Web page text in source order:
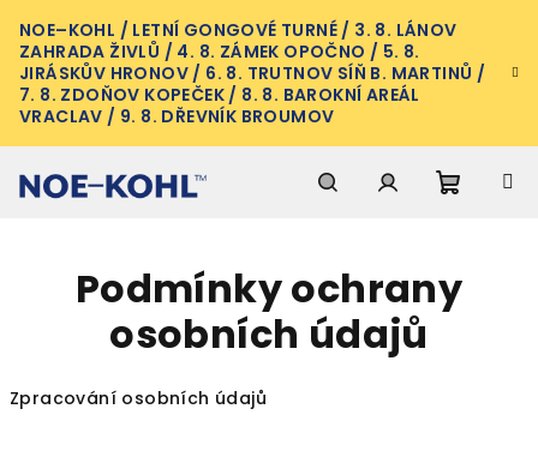
na
obsah
NOE–KOHL / LETNÍ GONGOVÉ TURNÉ / 3. 8. LÁNOV
ZAHRADA ŽIVLŮ / 4. 8. ZÁMEK OPOČNO / 5. 8.
JIRÁSKŮV HRONOV / 6. 8. TRUTNOV SÍŇ B. MARTINŮ /
7. 8. ZDOŇOV KOPEČEK / 8. 8. BAROKNÍ AREÁL
VRACLAV / 9. 8. DŘEVNÍK BROUMOV
košík
Podmínky ochrany
osobních údajů
Zpracování osobních údajů